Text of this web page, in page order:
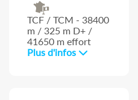
TCF / TCM - 38400
m / 325 m D+ /
41650 m effort
Plus d'infos